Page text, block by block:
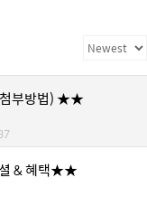
첨부방법) ★★
& 혜택★★